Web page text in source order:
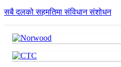
सबै दलको सहमतिमा संविधान संशोधन